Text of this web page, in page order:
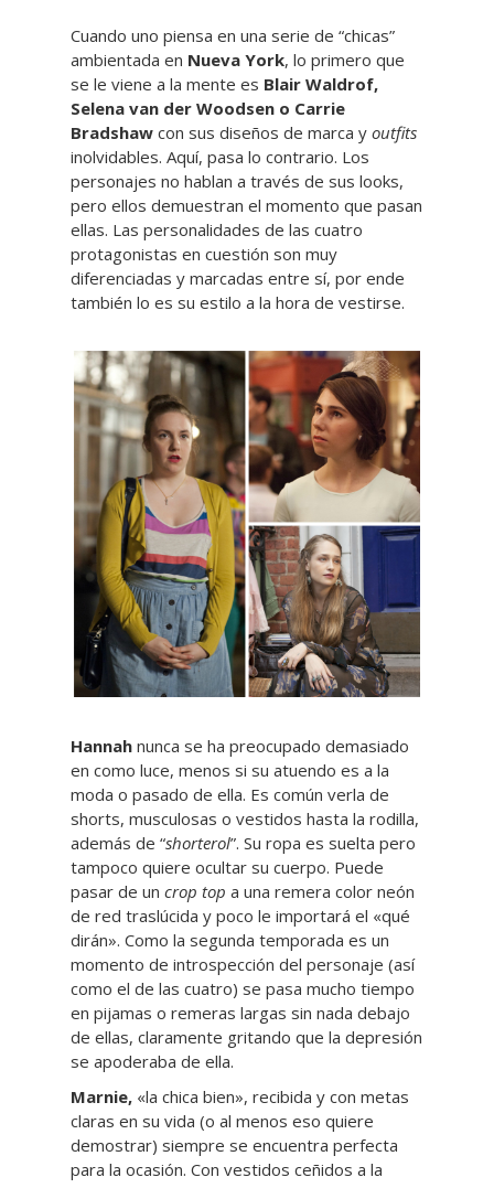
Cuando uno piensa en una serie de “chicas”
ambientada en Nueva York, lo primero que
se le viene a la mente es Blair Waldrof,
Selena van der Woodsen o Carrie
Bradshaw con sus diseños de marca y outfits
inolvidables. Aquí, pasa lo contrario. Los
personajes no hablan a través de sus looks,
pero ellos demuestran el momento que pasan
ellas. Las personalidades de las cuatro
protagonistas en cuestión son muy
diferenciadas y marcadas entre sí, por ende
también lo es su estilo a la hora de vestirse.
Hannah nunca se ha preocupado demasiado
en como luce, menos si su atuendo es a la
moda o pasado de ella. Es común verla de
shorts, musculosas o vestidos hasta la rodilla,
además de “shorterol”. Su ropa es suelta pero
tampoco quiere ocultar su cuerpo. Puede
pasar de un crop top a una remera color neón
de red traslúcida y poco le importará el «qué
dirán». Como la segunda temporada es un
momento de introspección del personaje (así
como el de las cuatro) se pasa mucho tiempo
en pijamas o remeras largas sin nada debajo
de ellas, claramente gritando que la depresión
se apoderaba de ella.
Marnie, «la chica bien», recibida y con metas
claras en su vida (o al menos eso quiere
demostrar) siempre se encuentra perfecta
para la ocasión. Con vestidos ceñidos a la